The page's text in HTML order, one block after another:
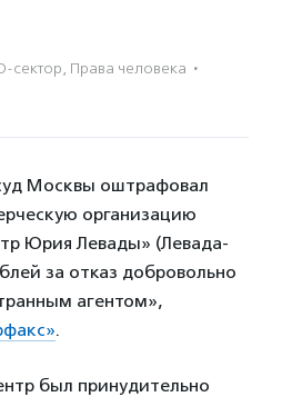
сектор, Права человека ·
Москвы оштрафовал
организацию
Юрия Левады» (Левада-
за отказ добровольно
агентом»,
.
был принудительно